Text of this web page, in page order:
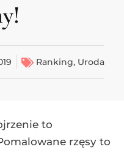
Ranking, Uroda
to
rzęsy to